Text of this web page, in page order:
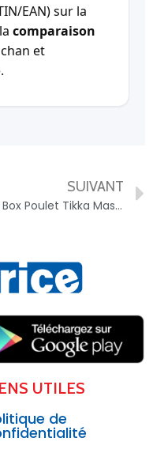
EAN) sur la
comparaison
et
SUIVANT
Rice Box Poulet Tikka Massala Riz Basmati – 3242271001738
UTILES
de